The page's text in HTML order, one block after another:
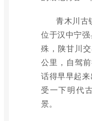
青木川古
位于汉中宁
殊，陕甘川
公里，自驾
话得早早起
受一下明代
景。